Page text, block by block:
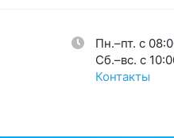
Эстетическая гинекология
Пн.–пт. с
Cб.–вс. с
Контакты